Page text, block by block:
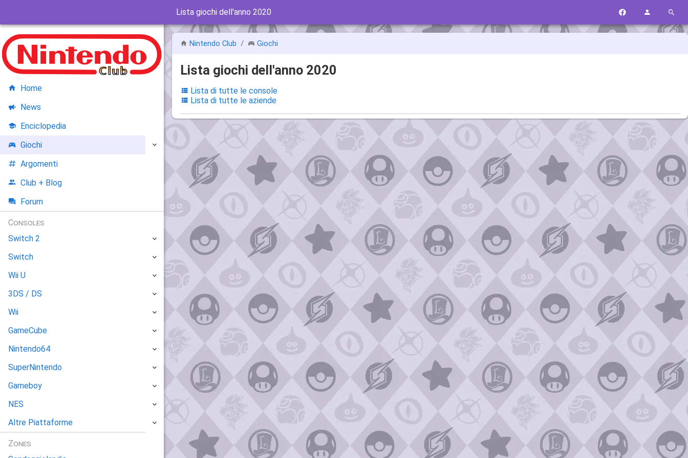
Lista giochi dell'anno 2020
Nintendo Club Giochi
Lista giochi dell'anno 2020
Lista di tutte le console
Lista di tutte le aziende
Home
News
Enciclopedia
Giochi
Argomenti
Club + Blog
Forum
Consoles
Switch 2
Switch
Wii U
3DS / DS
Wii
GameCube
Nintendo64
SuperNintendo
Gameboy
NES
Altre Piattaforme
Zones